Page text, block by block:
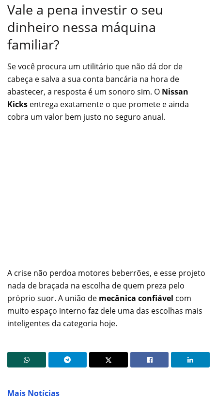
Vale a pena investir o seu
dinheiro nessa máquina
familiar?
Se você procura um utilitário que não dá dor de
cabeça e salva a sua conta bancária na hora de
abastecer, a resposta é um sonoro sim. O Nissan
Kicks entrega exatamente o que promete e ainda
cobra um valor bem justo no seguro anual.
A crise não perdoa motores beberrões, e esse projeto
nada de braçada na escolha de quem preza pelo
próprio suor. A união de mecânica confiável com
muito espaço interno faz dele uma das escolhas mais
inteligentes da categoria hoje.
Mais Notícias